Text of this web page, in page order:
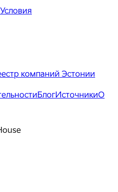
Условия
компаний Эстонии
БлогИсточникиО